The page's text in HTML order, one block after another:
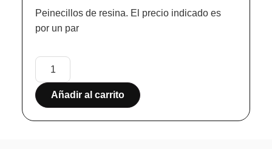
Peinecillos de resina. El precio indicado es
por un par
Añadir al carrito